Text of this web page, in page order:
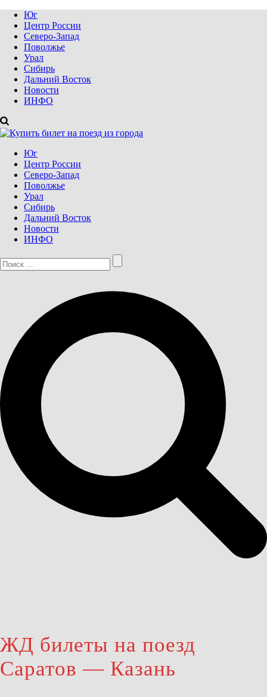
Юг
Центр России
Северо-Запад
Поволжье
Урал
Сибирь
Дальний Восток
Новости
ИНФО
Юг
Центр России
Северо-Запад
Поволжье
Урал
Сибирь
Дальний Восток
Новости
ИНФО
ЖД билеты на поезд
Саратов — Казань